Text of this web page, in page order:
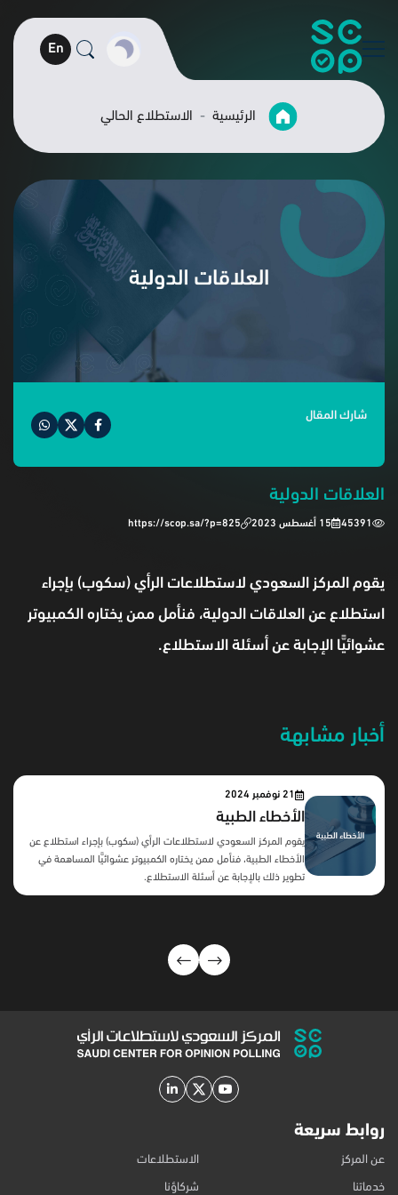
En
الرئيسية الاستطلاع الحالي
شارك المقال
العلاقات الدولية
45391 15 أغسطس 2023 https://scop.sa/?p=825
‏يقوم المركز السعودي لاستطلاعات الرأي (سكوب) بإجراء
استطلاع عن العلاقات الدولية، فنأمل ممن يختاره الكمبيوتر
عشوائيًّا الإجابة عن أسئلة الاستطلاع.
أخبار مشابهة
21 نوفمبر 2024
الأخطاء الطبية
يقوم المركز السعودي لاستطلاعات الرأي (سكوب) بإجراء استطلاع عن
الأخطاء الطبية، فنأمل ممن يختاره الكمبيوتر عشوائيًّا المساهمة في
تطوير ذلك بالإجابة عن أسئلة الاستطلاع.
روابط سريعة
عن المركز الاستطلاعات
خدماتنا شركاؤنا